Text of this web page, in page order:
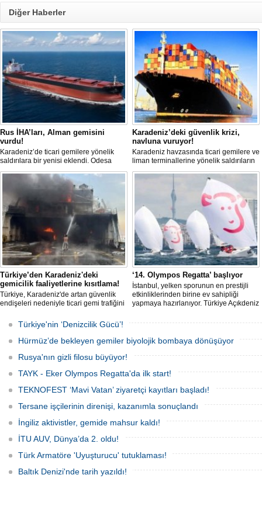
Diğer Haberler
Rus İHA’ları, Alman gemisini
vurdu!
Karadeniz’de ticari gemilere yönelik
saldırılara bir yenisi eklendi. Odesa
açıklarında birden fazla İHA’nın hedef
aldığı Alman işletmesindeki Emil
gemisinde yangın çıktı; teknik sistemler
durunca mürettebat tahliye edildi.
Karadeniz’deki güvenlik krizi,
navluna vuruyor!
Karadeniz havzasında ticari gemilere ve
liman terminallerine yönelik saldırıların
artması küresel emtia taşımacılığını
sekteye uğrattı. Risk artışıyla birlikte
ortalama petrol tankeri maliyetleri 300
bin doları aşarken, savaş sigortası
primleri iki katına çıkarak navlun
fiyatlarında yüzde 50’yi geçen
yükselişleri beraberinde getirdi.
Türkiye’den Karadeniz'deki
gemicilik faaliyetlerine kısıtlama!
Türkiye, Karadeniz'de artan güvenlik
endişeleri nedeniyle ticari gemi trafiğini
bölgedeki gıda güvenliğini tehdit ediyor.
‘14. Olympos Regatta’ başlıyor
İstanbul, yelken sporunun en prestijli
etkinliklerinden birine ev sahipliği
yapmaya hazırlanıyor. Türkiye Açıkdeniz
Federasyonu ve Eker Süt Ürünleri iş
TAYK - Eker Olympos Regatta, 7
Ağustos'ta start alacak ve 16 Ağustos'a
kadar deniz tutkunlarını bir araya
Türkiye'nin ‘Denizcilik Gücü’!
Hürmüz’de bekleyen gemiler biyolojik bombaya dönüşüyor
Rusya'nın gizli filosu büyüyor!
TAYK - Eker Olympos Regatta'da ilk start!
TEKNOFEST ‘Mavi Vatan’ ziyaretçi kayıtları başladı!
Tersane işçilerinin direnişi, kazanımla sonuçlandı
İngiliz aktivistler, gemide mahsur kaldı!
İTU AUV, Dünya’da 2. oldu!
Türk Armatöre 'Uyuşturucu' tutuklaması!
Baltık Denizi'nde tarih yazıldı!